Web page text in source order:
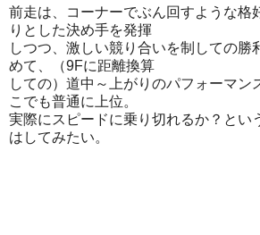
前走は、コーナーでぶん回すような
りとした決め手を発揮
しつつ、激しい競り合いを制しての勝
めて、（9Fに距離換算
しての）道中～上がりのパフォーマン
こでも普通に上位。
実際にスピードに乗り切れるか？とい
はしてみたい。